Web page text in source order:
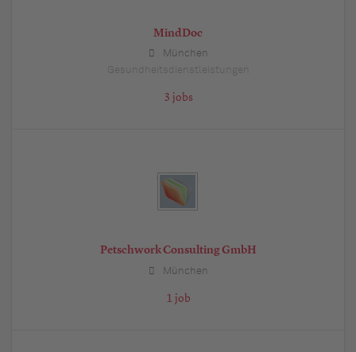
MindDoc
München
Gesundheitsdienstleistungen
3 jobs
Petschwork Consulting GmbH
München
1 job